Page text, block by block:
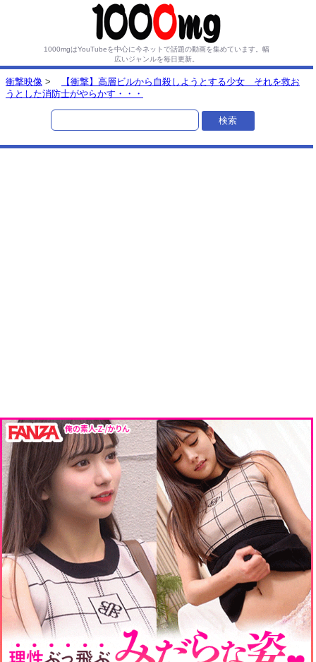
1000mgはYouTubeを中心に今ネットで話題の動画を集めています。 幅
広いジャンルを毎日更新。
衝撃映像 >
【衝撃】高層ビルから自殺しようとする少女 それを救お
うとした消防士がやらかす・・・